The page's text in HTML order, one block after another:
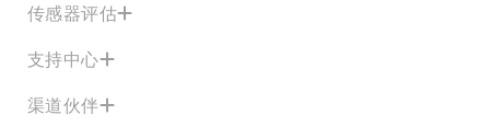
传感器评估
支持中心
渠道伙伴